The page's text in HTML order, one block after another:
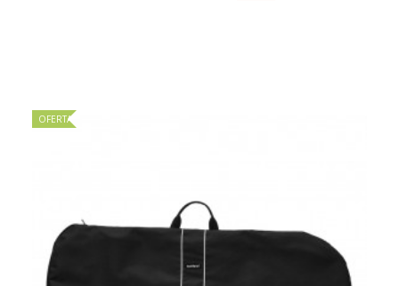
OFERTA